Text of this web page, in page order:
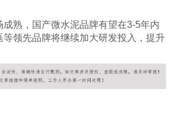
成熟，国产微水泥品牌有望在3-5年内
等领先品牌将继续加大研发投入，提升